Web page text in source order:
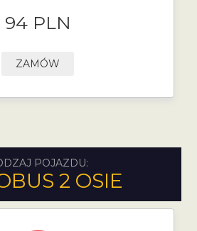
94 PLN
ZAMÓW
POJAZDU:
2 OSIE